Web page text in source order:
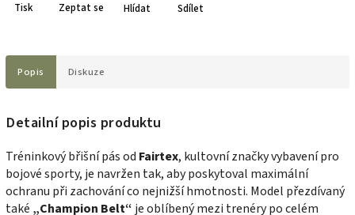
Tisk Zeptat se Hlídat Sdílet
Popis Diskuze
Detailní popis produktu
Tréninkový břišní pás od Fairtex, kultovní značky vybavení pro
bojové sporty, je navržen tak, aby poskytoval maximální
ochranu při zachování co nejnižší hmotnosti. Model přezdívaný
také „Champion Belt“ je oblíbený mezi trenéry po celém